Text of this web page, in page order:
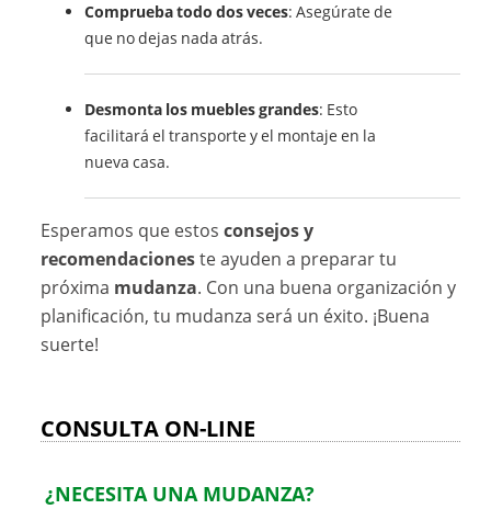
Comprueba todo dos veces: Asegúrate de
que no dejas nada atrás.
Desmonta los muebles grandes: Esto
facilitará el transporte y el montaje en la
nueva casa.
Esperamos que estosconsejos y
recomendacioneste ayuden a preparar tu
próxima mudanza. Con una buena organización y
planificación, tu mudanza será un éxito. ¡Buena
suerte!
CONSULTA ON-LINE
¿NECESITA UNA MUDANZA?